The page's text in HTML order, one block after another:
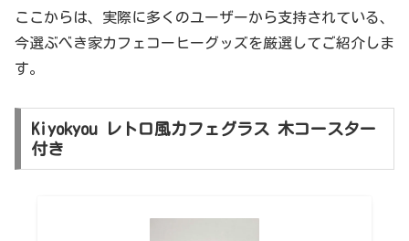
ここからは、実際に多くのユーザーから支持されている、
今選ぶべき家カフェコーヒーグッズを厳選してご紹介しま
す。
Kiyokyou レトロ風カフェグラス 木コースター
付き